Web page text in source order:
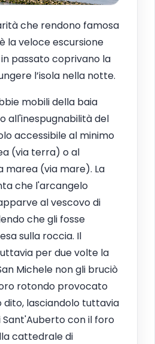
che rendono famosa
la veloce escursione
passato coprivano la
l’isola nella notte.
mobili della baia
all'inespugnabilità del
accessibile al minimo
(via terra) o al
marea (via mare). La
che l'arcangelo
al vescovo di
che gli fosse
sulla roccia. Il
per due volte la
Michele non gli bruciò
rotondo provocato
dito, lasciandolo tuttavia
Sant'Auberto con il foro
cattedrale di